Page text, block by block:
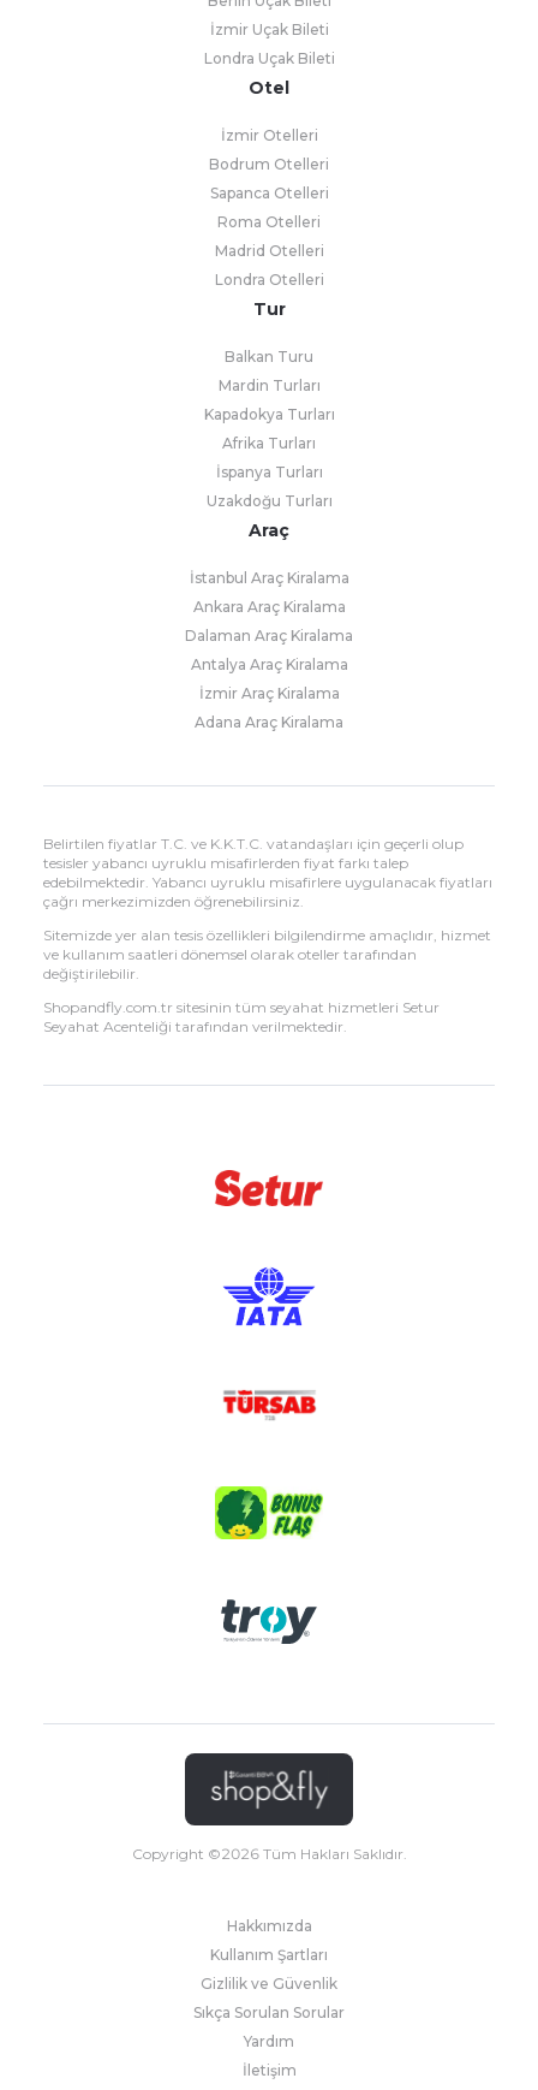
İzmir Uçak Bileti
Londra Uçak Bileti
Otel
İzmir Otelleri
Bodrum Otelleri
Sapanca Otelleri
Roma Otelleri
Madrid Otelleri
Londra Otelleri
Tur
Balkan Turu
Mardin Turları
Kapadokya Turları
Afrika Turları
İspanya Turları
Uzakdoğu Turları
Araç
İstanbul Araç Kiralama
Ankara Araç Kiralama
Dalaman Araç Kiralama
Antalya Araç Kiralama
İzmir Araç Kiralama
Adana Araç Kiralama
Belirtilen fiyatlar T.C. ve K.K.T.C. vatandaşları için geçerli olup
tesisler yabancı uyruklu misafirlerden fiyat farkı talep
edebilmektedir. Yabancı uyruklu misafirlere uygulanacak fiyatları
çağrı merkezimizden öğrenebilirsiniz.
Sitemizde yer alan tesis özellikleri bilgilendirme amaçlıdır, hizmet
ve kullanım saatleri dönemsel olarak oteller tarafından
değiştirilebilir.
Shopandfly.com.tr sitesinin tüm seyahat hizmetleri Setur
Seyahat Acenteliği tarafından verilmektedir.
Copyright ©2026Tüm Hakları Saklıdır.
Hakkımızda
Kullanım Şartları
Gizlilik ve Güvenlik
Sıkça Sorulan Sorular
Yardım
İletişim